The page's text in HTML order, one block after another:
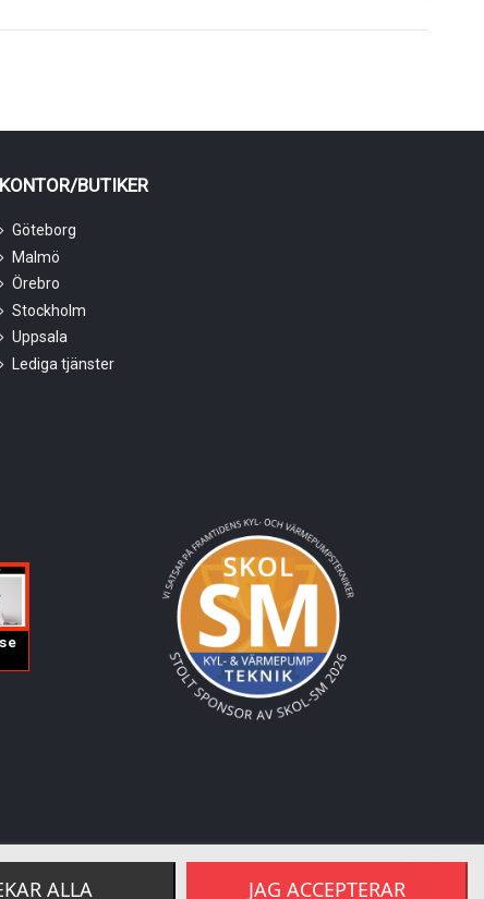
KONTOR/BUTIKER
Göteborg
Malmö
Örebro
Stockholm
Uppsala
Lediga tjänster
ALLA JAG ACCEPTERAR